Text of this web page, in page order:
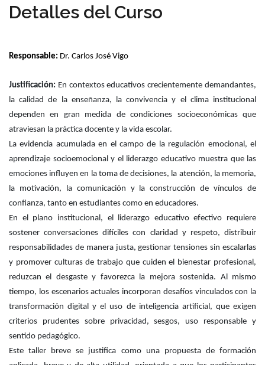
Detalles del Curso
Responsable: Dr. Carlos José Vigo
Justificación: En contextos educativos crecientemente demandantes,
la calidad de la enseñanza, la convivencia y el clima institucional
dependen en gran medida de condiciones socioeconómicas que
atraviesan la práctica docente y la vida escolar.
La evidencia acumulada en el campo de la regulación emocional, el
aprendizaje socioemocional y el liderazgo educativo muestra que las
emociones influyen en la toma de decisiones, la atención, la memoria,
la motivación, la comunicación y la construcción de vínculos de
confianza, tanto en estudiantes como en educadores.
En el plano institucional, el liderazgo educativo efectivo requiere
sostener conversaciones difíciles con claridad y respeto, distribuir
responsabilidades de manera justa, gestionar tensiones sin escalarlas
y promover culturas de trabajo que cuiden el bienestar profesional,
reduzcan el desgaste y favorezca la mejora sostenida. Al mismo
tiempo, los escenarios actuales incorporan desafíos vinculados con la
transformación digital y el uso de inteligencia artificial, que exigen
criterios prudentes sobre privacidad, sesgos, uso responsable y
sentido pedagógico.
Este taller breve se justifica como una propuesta de formación